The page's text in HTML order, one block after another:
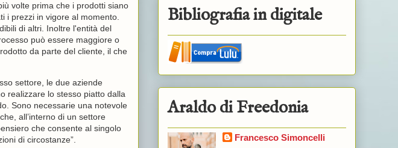
volte prima che i prodotti siano
i prezzi in vigore al momento.
di altri. Inoltre l'entità del
può essere maggiore o
da parte del cliente, il che
settore, le due aziende
realizzare lo stesso piatto dalla
Sono necessarie una notevole
all’interno di un settore
che consente al singolo
di circostanze”.
Bibliografia in digitale
Araldo di Freedonia
Francesco Simoncelli